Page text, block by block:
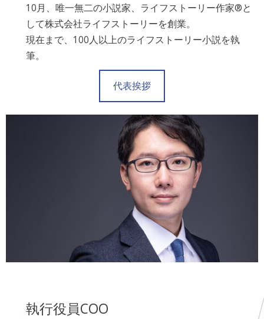
10月、唯一無二の小説家、ライフストーリー作家®︎と
して株式会社ライフストーリーを創業。
現在まで、100人以上のライフストーリー小説を執
筆。
代表挨拶
執行役員COO